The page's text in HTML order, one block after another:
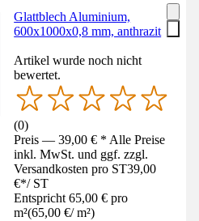
Glattblech Aluminium,
600x1000x0,8 mm, anthrazit
Artikel wurde noch nicht
bewertet.
(0)
Preis — 39,00 € * Alle Preise
inkl. MwSt. und ggf. zzgl.
Versandkosten pro ST39,00
€*/ ST
Entspricht 65,00 € pro
m²(65,00 €/ m²)